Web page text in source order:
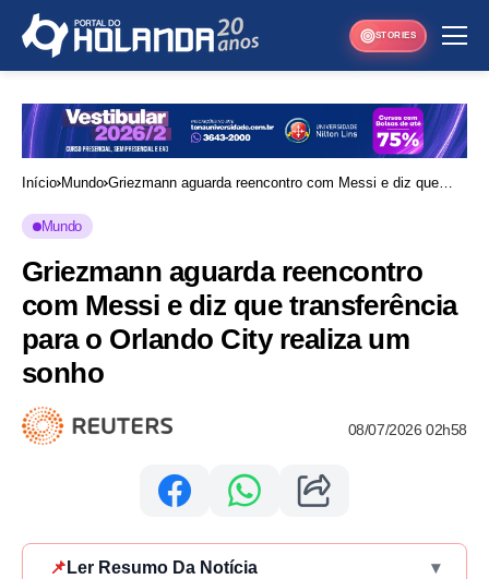
STORIES
Início Mundo Griezmann aguarda reencontro com Messi e diz que
Mundo
Griezmann aguarda reencontro
com Messi e diz que transferência
para o Orlando City realiza um
sonho
08/07/2026 02h58
📌 Ler Resumo Da Notícia ▾